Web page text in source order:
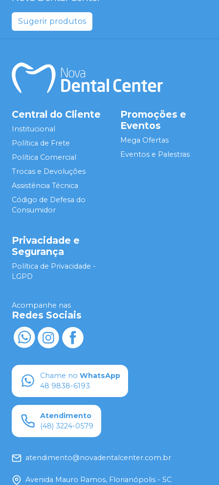
Sugerir produtos
Central do Cliente
Institucional
Política de Frete
Política Comercial
Trocas e Devoluções
Assistência Técnica
Código de Defesa do
Consumidor
Promoções e
Eventos
Mega Ofertas
Eventos e Palestras
Privacidade e
Segurança
Política de Privacidade -
LGPD
Acompanhe nas
Redes Sociais
Chame no WhatsApp
48 9838-6193
Atendimento
(48) 3224-0579
atendimento@novadentalcenter.com.br
Avenida Mauro Ramos, Florianópolis - SC